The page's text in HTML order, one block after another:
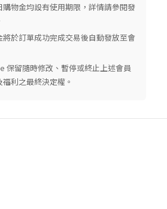
購物金均設有使用期限，詳情請參閱發
於訂單成功完成交易後自動發放至會
保留隨時修改、暫停或終止上述會員
利之最終決定權。